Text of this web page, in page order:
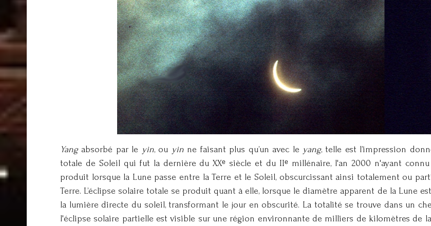
Yangabsorbé par le yin, ou yinne faisant plus qu’un avec le yang, telle est l’impression
totale de Soleil qui fut la dernière du XXᵉ siècle et du IIᵉ millénaire, l'an 2000 n'ayant
produit lorsque la Lune passe entre la Terre et le Soleil, obscurcissant ainsi totalement ou
Terre. L’éclipse solaire totale se produit quant à elle, lorsque le diamètre apparent de la Lune
la lumière directe du soleil, transformant le jour en obscurité. La totalité se trouve dans un
l'éclipse solaire partielle est visible sur une région environnante de milliers de kilomètres de